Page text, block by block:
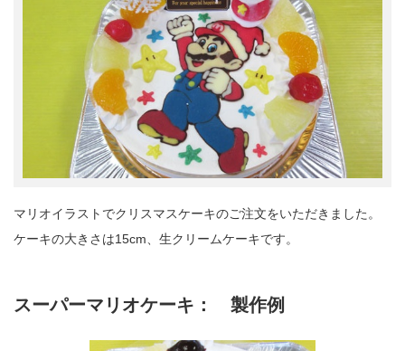
マリオイラストでクリスマスケーキのご注文をいただきました。
ケーキの大きさは15cm、生クリームケーキです。
スーパーマリオケーキ： 製作例